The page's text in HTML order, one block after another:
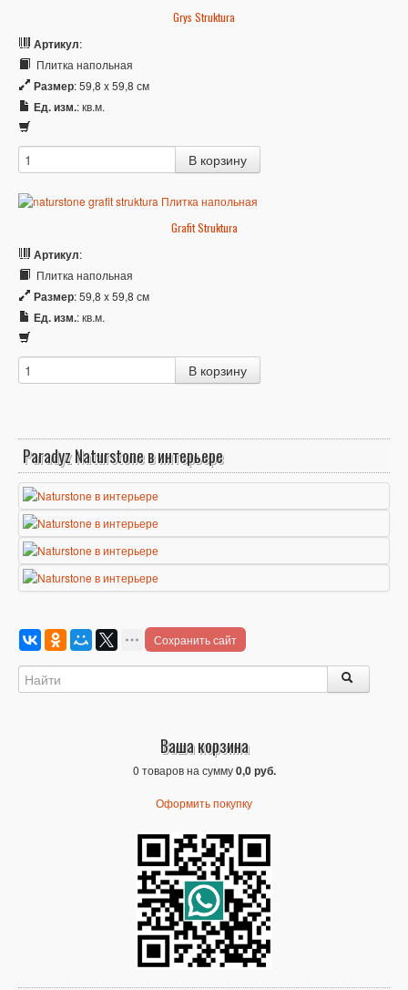
Grys Struktura
Артикул:
Плитка напольная
Размер: 59,8 x 59,8 см
Ед. изм.: кв.м.
Grafit Struktura
Артикул:
Плитка напольная
Размер: 59,8 x 59,8 см
Ед. изм.: кв.м.
Paradyz Naturstone в интерьере
Сохранить сайт
Ваша корзина
0 товаров на сумму0,0 руб.
Оформить покупку